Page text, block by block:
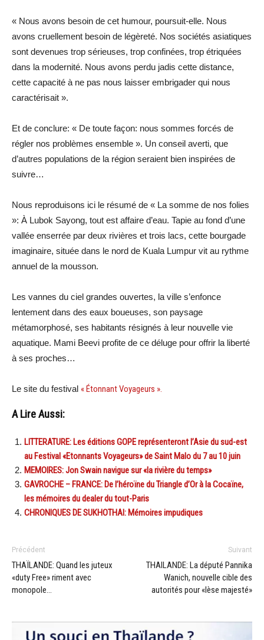
« Nous avons besoin de cet humour, poursuit-elle. Nous
avons cruellement besoin de légèreté. Nos sociétés asiatiques
sont devenues trop sérieuses, trop confinées, trop étriquées
dans la modernité. Nous avons perdu jadis cette distance,
cette capacité à ne pas nous laisser embrigader qui nous
caractérisait ».
Et de conclure: « De toute façon: nous sommes forcés de
régler nos problèmes ensemble ». Un conseil averti, que
d’autres populations de la région seraient bien inspirées de
suivre…
Nous reproduisons ici le résumé de « La somme de nos folies
»: À Lubok Sayong, tout est affaire d’eau. Tapie au fond d’une
vallée enserrée par deux rivières et trois lacs, cette bourgade
imaginaire, située dans le nord de Kuala Lumpur vit au rythme
annuel de la mousson.
Les vannes du ciel grandes ouvertes, la ville s’enfonce
lentement dans des eaux boueuses, son paysage
métamorphosé, ses habitants résignés à leur nouvelle vie
aquatique. Mami Beevi profite de ce déluge pour offrir la liberté
à ses proches…
Le site du festival « Étonnant Voyageurs ».
A Lire Aussi:
LITTERATURE: Les éditions GOPE représenteront l’Asie du sud-est
au Festival «Etonnants Voyageurs» de Saint Malo du 7 au 10 juin
MEMOIRES: Jon Swain navigue sur «la rivière du temps»
GAVROCHE – FRANCE: De l’héroïne du Triangle d’Or à la Cocaïne,
les mémoires du dealer du tout-Paris
CHRONIQUES DE SUKHOTHAI: Mémoires impudiques
Précédent
THAÏLANDE: Quand les juteux
«duty Free» riment avec
monopole…
Suivant
THAILANDE: La député Pannika
Wanich, nouvelle cible des
autorités pour «lèse majesté»